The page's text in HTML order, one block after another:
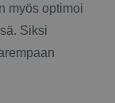
myös optimoi
Siksi